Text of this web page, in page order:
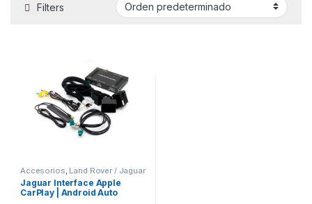
Filters
Accesorios Land Rover / Jaguar
Jaguar Interface Apple
CarPlay | Android Auto